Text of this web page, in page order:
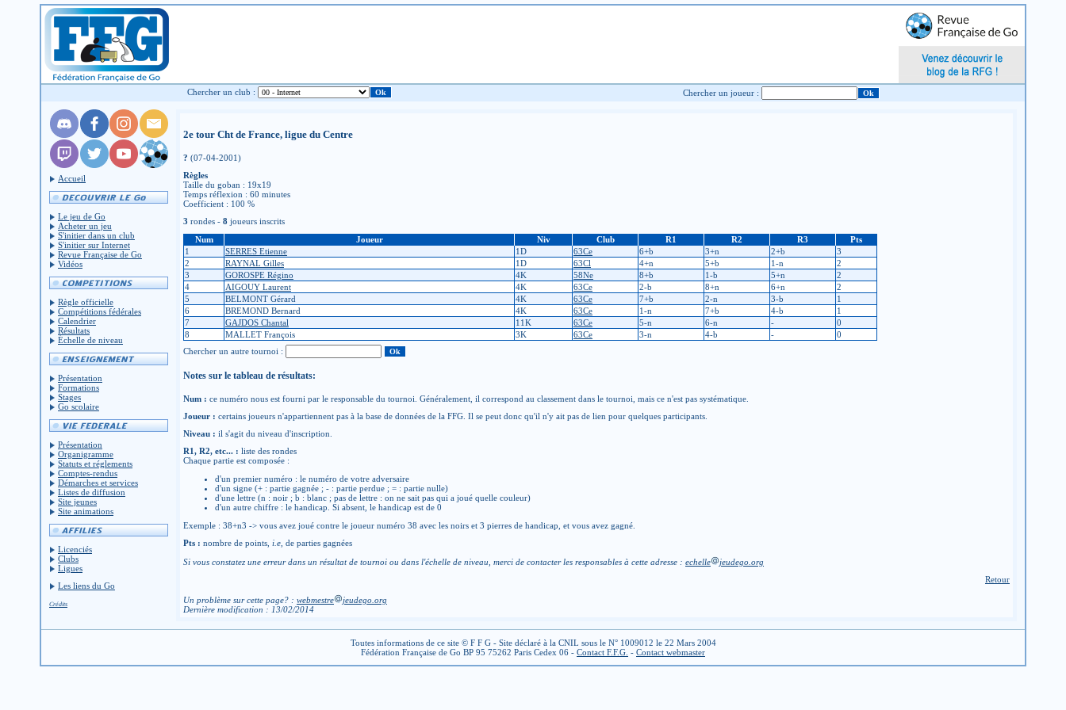
Chercher un club : Chercher un joueur :
Accueil
Le jeu de Go
Acheter un jeu
S'initier dans un club
S'initier sur Internet
Revue Française de Go
Vidéos
Règle officielle
Compétitions fédérales
Calendrier
Résultats
Échelle de niveau
Présentation
Formations
Stages
Go scolaire
Présentation
Organigramme
Statuts et réglements
Comptes-rendus
Démarches et services
Listes de diffusion
Site jeunes
Site animations
Licenciés
Clubs
Ligues
Les liens du Go
Crédits
2e tour Cht de France, ligue du Centre
? (07-04-2001)
Règles
Taille du goban : 19x19
Temps réflexion : 60 minutes
Coefficient : 100 %
3 rondes - 8 joueurs inscrits
Num
Joueur Niv Club R1 R2 R3
Pts
1
SERRES Etienne 1D 63Ce 6+b 3+n 2+b
3
2
RAYNAL Gilles 1D 63Cl 4+n 5+b 1-n
2
3
GOROSPE Régino 4K 58Ne 8+b 1-b 5+n
2
4
AIGOUY Laurent 4K 63Ce 2-b 8+n 6+n
2
5
BELMONT Gérard 4K 63Ce 7+b 2-n 3-b
1
6
BREMOND Bernard 4K 63Ce 1-n 7+b 4-b
1
7
GAJDOS Chantal 11K 63Ce 5-n 6-n -
0
8
MALLET François 3K 63Ce 3-n 4-b -
0
Chercher un autre tournoi :
Notes sur le tableau de résultats:
Num : ce numéro nous est fourni par le responsable du tournoi. Généralement, il correspond au classement dans le tournoi, mais ce n'est pas systématique.
Joueur : certains joueurs n'appartiennent pas à la base de données de la FFG. Il se peut donc qu'il n'y ait pas de lien pour quelques participants.
Niveau : il s'agit du niveau d'inscription.
R1, R2, etc... : liste des rondes
Chaque partie est composée :
d'un premier numéro : le numéro de votre adversaire
d'un signe (+ : partie gagnée ; - : partie perdue ; = : partie nulle)
d'une lettre (n : noir ; b : blanc ; pas de lettre : on ne sait pas qui a joué quelle couleur)
d'un autre chiffre : le handicap. Si absent, le handicap est de 0
Exemple : 38+n3 -> vous avez joué contre le joueur numéro 38 avec les noirs et 3 pierres de handicap, et vous avez gagné.
Pts : nombre de points, i.e , de parties gagnées
Si vous constatez une erreur dans un résultat de tournoi ou dans l'échelle de niveau, merci de contacter les responsables à cette adresse : echelle
jeudego.org
Retour
Un problème sur cette page? : webmestre
jeudego.org
Dernière modification : 13/02/2014
Toutes informations de ce site © F F G - Site déclaré à la CNIL sous le N° 1009012 le 22 Mars 2004
Fédération Française de Go BP 95 75262 Paris Cedex 06 - Contact F.F.G. - Contact webmaster